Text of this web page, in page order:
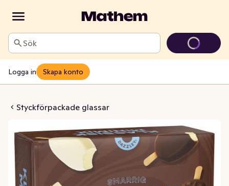
Sök
Logga in Skapa konto
Styckförpackade glassar
Minimix Glass